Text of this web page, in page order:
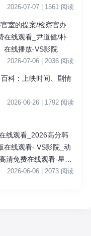
2026-07-07 | 1561 阅读
室的提案/检察官办
在线观看_尹道健/朴
在线播放-VS影院
2026-07-06 | 2036 阅读
科：上映时间、剧情
2026-06-26 | 1792 阅读
线观看_2026高分韩
在线观看- VS影院_动
清免费在线观看-星空
》无广告_VS影视
2026-06-06 | 2073 阅读